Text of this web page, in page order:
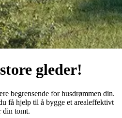
gleder!
begrensende for husdrømmen din.
få hjelp til å bygge et arealeffektivt
din tomt.